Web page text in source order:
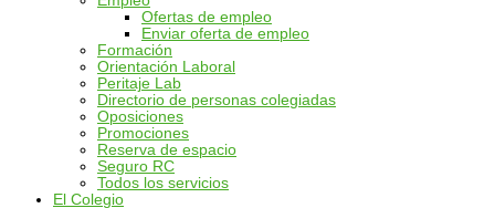
Ofertas de empleo
Enviar oferta de empleo
Formación
Orientación Laboral
Peritaje Lab
Directorio de personas colegiadas
Oposiciones
Promociones
Reserva de espacio
Seguro RC
Todos los servicios
El Colegio